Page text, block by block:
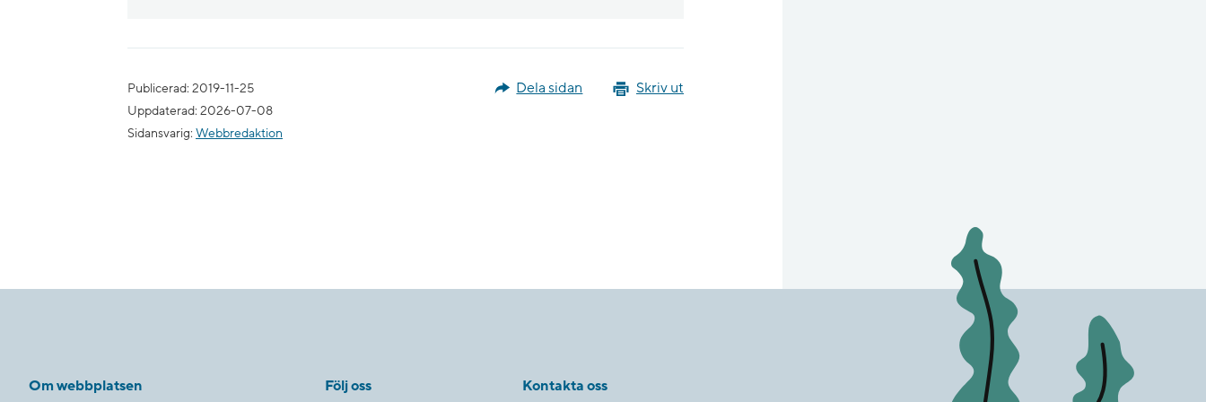
Publicerad: 2019-11-25
Uppdaterad: 2026-07-08
Sidansvarig: Webbredaktion
Skriv ut
Dela sidan
Om webbplatsen Följ oss Kontakta oss